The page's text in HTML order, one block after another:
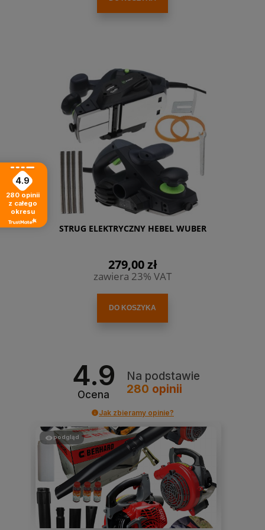
STRUG ELEKTRYCZNY HEBEL WUBER
279,00 zł
zawiera 23% VAT
DO KOSZYKA
4.9
Ocena
Na podstawie
280 opinii
Jak zbieramy opinie?
podgląd
4.9
280 opinii
z całego
okresu